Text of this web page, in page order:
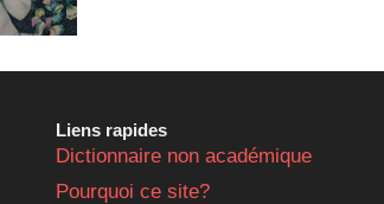
Liens rapides
Dictionnaire non académique
Pourquoi ce site?